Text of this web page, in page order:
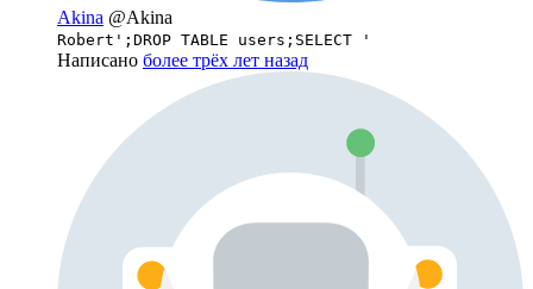
Akina @Akina
Robert';DROP TABLE users;SELECT '
Написано более трёх лет назад